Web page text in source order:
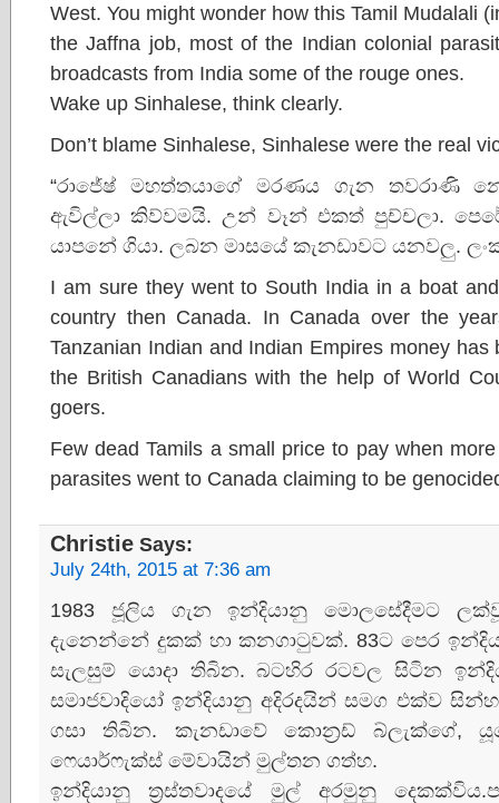
West. You might wonder how this Tamil Mudalali
the Jaffna job, most of the Indian colonial
broadcasts from India some of the rouge ones.
Wake up Sinhalese, think clearly.
Don’t blame Sinhalese, Sinhalese were the real
“රාජේෂ් මහත්තයාගේ මරණය ගැන තවරාණි
ඇවිල්ලා කිව්වමයි. උන් වෑන් එකත් පුච්චලා.
යාපනේ ගියා. ලබන මාසයේ කැනඩාවට යනවලු.
I am sure they went to South India in a boat
country then Canada. In Canada over the
Tanzanian Indian and Indian Empires money
the British Canadians with the help of World
goers.
Few dead Tamils a small price to pay when
parasites went to Canada claiming to be
Christie Says:
July 24th, 2015 at 7:36 am
1983 ජූලිය ගැන ඉන්දියානු මොලසේදීමට
දැනෙන්නේ දුකක් හා කනගාටුවක්. 83ට පෙර
සැලසුම් යොදා තිබින. බටහිර රටවල සිටින
සමාජවාදියෝ ඉන්දියානු අදිරදයින් සමග එක්ව
ගසා තිබින. කැනඩාවේ කොන්‍රඩ් බ්ලැක්ගේ,
ෆෙයාර්ෆැක්ස් මේවායින් මුල්තන ගත්හ.
ඉන්දියානු ත්‍රස්තවාදයේ මුල් අරමුනු